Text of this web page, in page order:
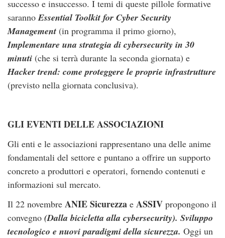
successo e insuccesso. I temi di queste pillole formative
sarannoEssential Toolkit for Cyber Security
Management (in programma il primo giorno),
Implementare una strategia di cybersecurity in 30
minuti (che si terrà durante la seconda giornata) e
Hacker trend: come proteggere le proprie infrastrutture
(previsto nella giornata conclusiva).
GLI EVENTI DELLE ASSOCIAZIONI
Gli enti e le associazioni rappresentano una delle anime
fondamentali del settore e puntano a offrire un supporto
concreto a produttori e operatori, fornendo contenuti e
informazioni sul mercato.
Il 22 novembre ANIE Sicurezza e ASSIV propongono il
convegno (Dalla bicicletta alla cybersecurity). Sviluppo
tecnologico e nuovi paradigmi della sicurezza. Oggi un